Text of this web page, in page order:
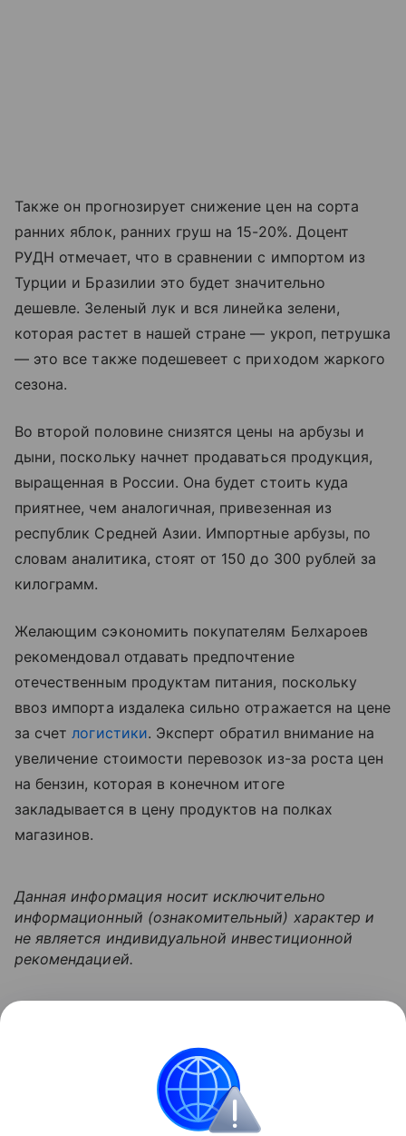
Также он прогнозирует снижение цен на сорта
ранних яблок, ранних груш на 15-20%. Доцент
РУДН отмечает, что в сравнении с импортом из
Турции и Бразилии это будет значительно
дешевле. Зеленый лук и вся линейка зелени,
которая растет в нашей стране — укроп, петрушка
— это все также подешевеет с приходом жаркого
сезона.
Во второй половине снизятся цены на арбузы и
дыни, поскольку начнет продаваться продукция,
выращенная в России. Она будет стоить куда
приятнее, чем аналогичная, привезенная из
республик Средней Азии. Импортные арбузы, по
словам аналитика, стоят от 150 до 300 рублей за
килограмм.
Желающим сэкономить покупателям Белхароев
рекомендовал отдавать предпочтение
отечественным продуктам питания, поскольку
ввоз импорта издалека сильно отражается на цене
за счетлогистики. Эксперт обратил внимание на
увеличение стоимости перевозок из-за роста цен
на бензин, которая в конечном итоге
закладывается в цену продуктов на полках
магазинов.
Данная информация носит исключительно
информационный (ознакомительный) характер и
не является индивидуальной инвестиционной
рекомендацией.
Логистика: как минимизировать
В статье разбираемся в основах логистики, ее видах